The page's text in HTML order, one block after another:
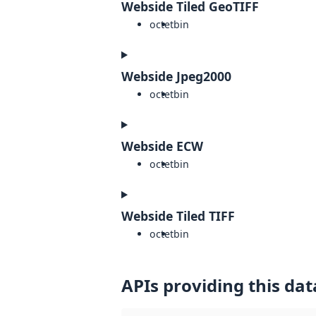
Webside Tiled GeoTIFF
octetbin
Webside Jpeg2000
octetbin
Webside ECW
octetbin
Webside Tiled TIFF
octetbin
APIs providing this